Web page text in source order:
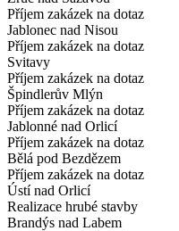
Příjem zakázek na dotaz
Jablonec nad Nisou
Příjem zakázek na dotaz
Svitavy
Příjem zakázek na dotaz
Špindlerův Mlýn
Příjem zakázek na dotaz
Jablonné nad Orlicí
Příjem zakázek na dotaz
Bělá pod Bezdězem
Příjem zakázek na dotaz
Ústí nad Orlicí
Realizace hrubé stavby
Brandýs nad Labem